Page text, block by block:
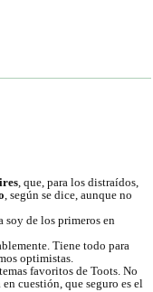
, que, para los distraídos,
, según se dice, aunque no
soy de los primeros en
Tiene todo para
optimistas.
favoritos de Toots. No
en cuestión, que seguro es el